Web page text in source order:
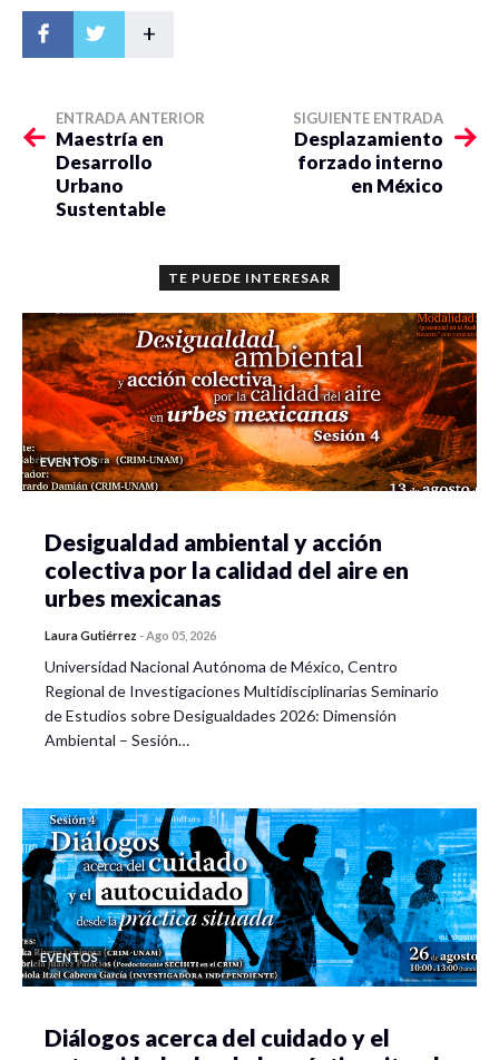
+
ENTRADA ANTERIOR
Maestría en
Desarrollo
Urbano
Sustentable
SIGUIENTE ENTRADA
Desplazamiento
forzado interno
en México
TE PUEDE INTERESAR
EVENTOS
Desigualdad ambiental y acción
colectiva por la calidad del aire en
urbes mexicanas
Laura Gutiérrez -Ago 05, 2026
Universidad Nacional Autónoma de México, Centro
Regional de Investigaciones Multidisciplinarias Seminario
de Estudios sobre Desigualdades 2026: Dimensión
Ambiental – Sesión…
EVENTOS
Diálogos acerca del cuidado y el